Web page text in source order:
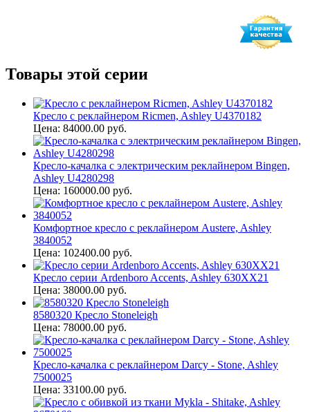
Товары этой серии
Кресло с реклайнером Ricmen, Ashley U4370182
Цена: 84000.00 руб.
Кресло-качалка с электрическим реклайнером Bingen,
Ashley U4280298
Цена: 160000.00 руб.
Комфортное кресло с реклайнером Austere, Ashley
3840052
Цена: 102400.00 руб.
Кресло серии Ardenboro Accents, Ashley 630XX21
Цена: 38000.00 руб.
8580320 Кресло Stoneleigh
Цена: 78000.00 руб.
Кресло-качалка с реклайнером Darcy - Stone, Ashley
7500025
Цена: 33100.00 руб.